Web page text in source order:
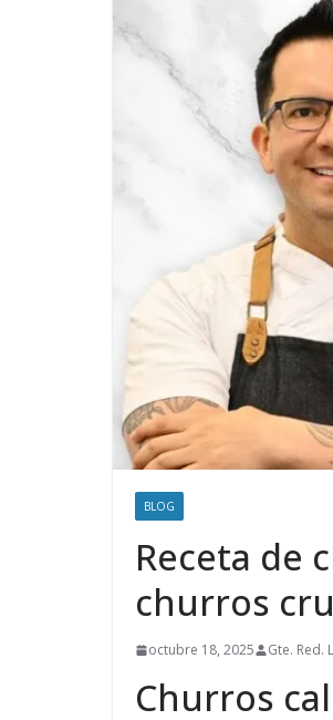
BLOG
Receta de
churros
octubre 18, 2025 Gte. Red.
Churros